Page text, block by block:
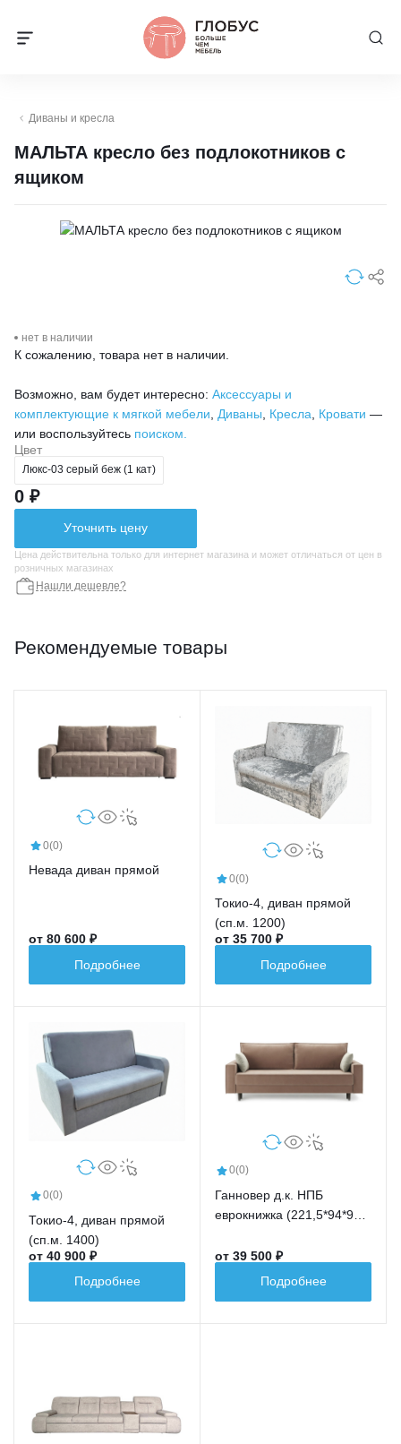
Диваны и кресла
МАЛЬТА кресло без подлокотников с
ящиком
нет в наличии
К сожалению, товара нет в наличии.
Возможно, вам будет интересно: Аксессуары и
комплектующие к мягкой мебели
Диваны Кресла Кровати —
или воспользуйтесь поиском.
Цвет
Люкс-03 серый беж (1 кат)
0 ₽
Уточнить цену
Цена действительна только для интернет магазина и может отличаться от цен в
розничных магазинах
Нашли дешевле?
Рекомендуемые товары
0(0)
Невада диван прямой
от 80 600 ₽
Подробнее
0(0)
Токио-4, диван прямой
(сп.м. 1200)
от 35 700 ₽
Подробнее
0(0)
Токио-4, диван прямой
(сп.м. 1400)
от 40 900 ₽
Подробнее
0(0)
Ганновер д.к. НПБ
еврокнижка (221,5*94*91,5
от 39 500 ₽
Подробнее